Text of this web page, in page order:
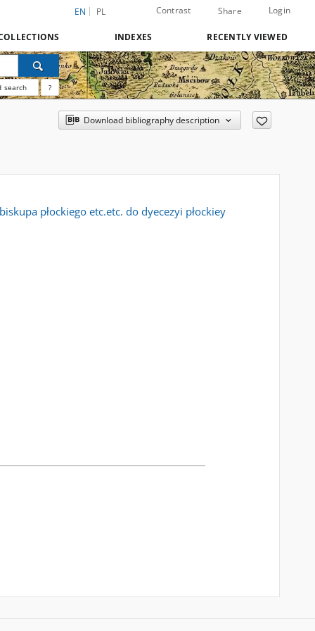
EN PL Contrast Share Login
INDEXES RECENTLY VIEWED
search ?
Download bibliography description
płockiego etc.etc. do dyecezyi płockiey